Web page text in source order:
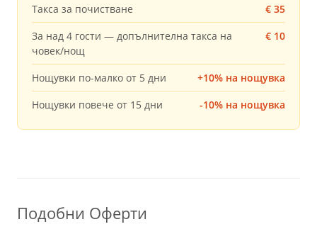
Такса за почистване
€ 35
За над 4 гости — допълнителна такса на
човек/нощ
€ 10
Нощувки по-малко от 5 дни
+10% на нощувка
Нощувки повече от 15 дни
-10% на нощувка
Подобни Оферти